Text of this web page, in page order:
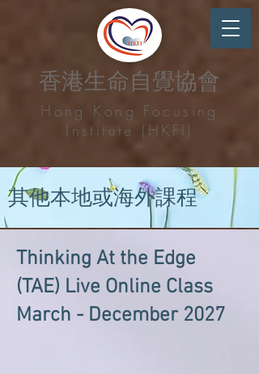
香港生命自覺協會
Hong Kong Focusing
Institute (HKFI)
其他本地或海外課程
Thinking At the Edge
(TAE) Live Online Class
March - December 2027